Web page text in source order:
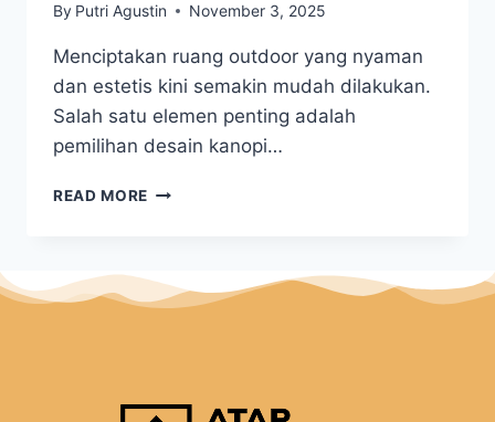
By Putri Agustin November 3, 2025
Menciptakan ruang outdoor yang nyaman
dan estetis kini semakin mudah dilakukan.
Salah satu elemen penting adalah
pemilihan desain kanopi…
READ MORE